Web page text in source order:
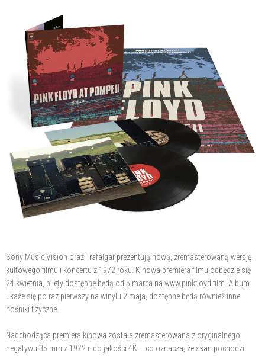
Sony Music Vision oraz Trafalgar prezentują nową, zremasterowaną wersję
kultowego filmu i koncertu z 1972 roku. Kinowa premiera filmu odbędzie się
24 kwietnia, bilety dostępne będą od 5 marca na www.pinkfloyd.film. Album
ukaże się po raz pierwszy na winylu 2 maja, dostępne będą również inne
nośniki fizyczne.
Nadchodząca premiera kinowa została zremasterowana z oryginalnego
negatywu 35 mm z 1972 r. do jakości 4K – co oznacza, że skan pochodzi